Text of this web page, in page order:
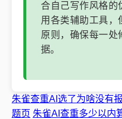
合自己写作风格的
用各类辅助工具，
原则，确保每一处
据。
朱雀查重AI选了为啥没有
题页 朱雀AI查重多少以内